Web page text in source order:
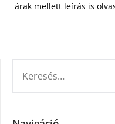
árak mellett leírás is